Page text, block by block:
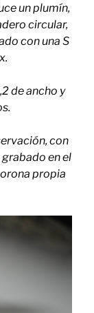
un plumín,
circular,
con una S
de ancho y
con
en el
propia